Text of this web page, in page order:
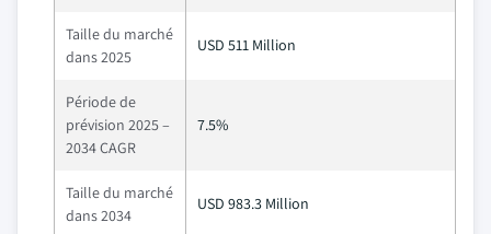
Taille du marché
dans 2025
USD 511 Million
Période de
prévision 2025 –
2034 CAGR
7.5%
Taille du marché
dans 2034
USD 983.3 Million